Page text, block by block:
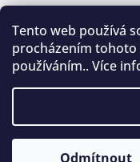
Tento web používá
procházením tohoto
používáním.. Více
Odmítnout
Informace pro vás
O Flybike
Obchodní podmínky
Podmínky ochrany
Vytvořil Shoptet